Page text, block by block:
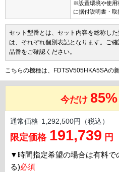
※設置環境や使用
に据付説明書・取
セット型番とは、セット内容を総称し
は、それぞれ個別表記となります。ご
品番をご確認ください。
こちらの機種は、FDTSV505HKA5SAの
今だけ 85%
通常価格 1,292,500円（税込）
限定価格 191,739 円
▼時間指定希望の場合は有料で
る)必須